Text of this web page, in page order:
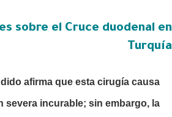
sobre el Cruce duodenal en
Turquía
afirma que esta cirugía causa
severa incurable; sin embargo, la